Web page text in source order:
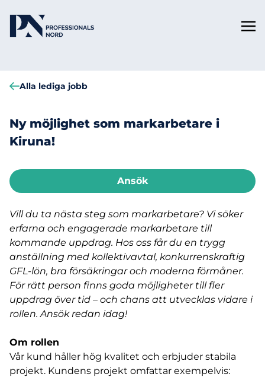
Alla lediga jobb
Ny möjlighet som markarbetare i
Kiruna!
Vill du ta nästa steg som markarbetare? Vi söker
erfarna och engagerade markarbetare till
kommande uppdrag. Hos oss får du en trygg
anställning med kollektivavtal, konkurrenskraftig
GFL-lön, bra försäkringar och moderna förmåner.
För rätt person finns goda möjligheter till fler
uppdrag över tid – och chans att utvecklas vidare i
rollen. Ansök redan idag!
Om rollen
Vår kund håller hög kvalitet och erbjuder stabila
projekt. Kundens projekt omfattar exempelvis:
Ansök